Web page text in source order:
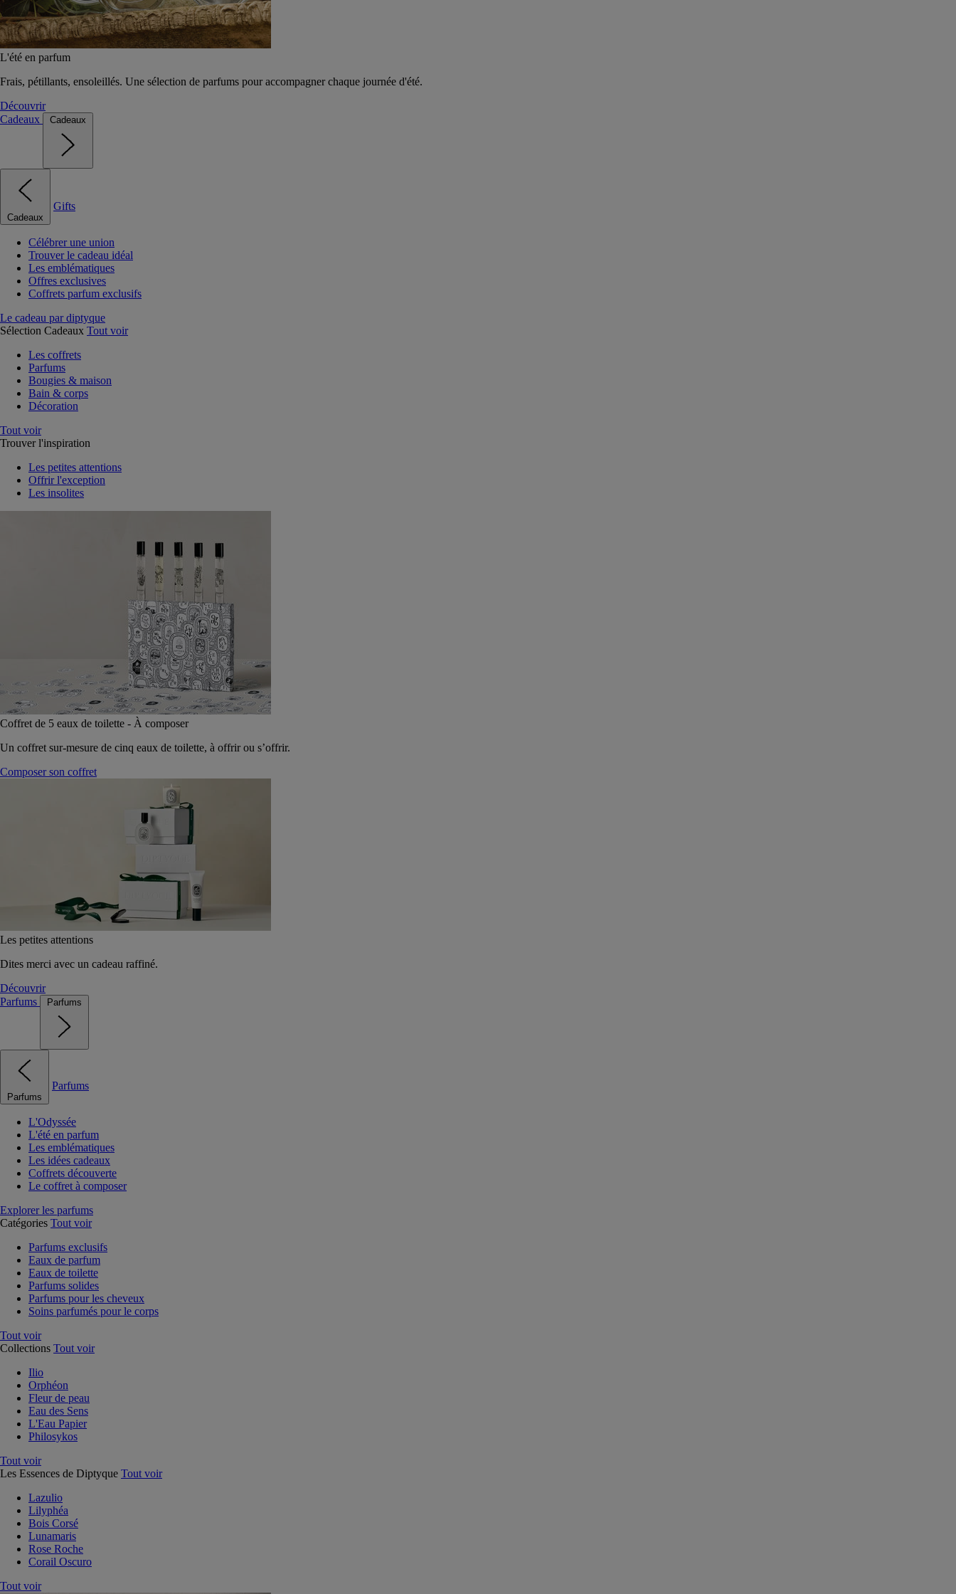
L'été en parfum
Frais, pétillants, ensoleillés. Une sélection de parfums pour accompagner chaque journée d'été.
Découvrir
Cadeaux
Cadeaux
Cadeaux
Gifts
Célébrer une union
Trouver le cadeau idéal
Les emblématiques
Offres exclusives
Coffrets parfum exclusifs
Le cadeau par diptyque
Sélection Cadeaux Tout voir
Les coffrets
Parfums
Bougies & maison
Bain & corps
Décoration
Tout voir
Trouver l'inspiration
Les petites attentions
Offrir l'exception
Les insolites
Coffret de 5 eaux de toilette - À composer
Un coffret sur-mesure de cinq eaux de toilette, à offrir ou s’offrir.
Composer son coffret
Les petites attentions
Dites merci avec un cadeau raffiné.
Découvrir
Parfums
Parfums
Parfums
Parfums
L'Odyssée
L'été en parfum
Les emblématiques
Les idées cadeaux
Coffrets découverte
Le coffret à composer
Explorer les parfums
Catégories Tout voir
Parfums exclusifs
Eaux de parfum
Eaux de toilette
Parfums solides
Parfums pour les cheveux
Soins parfumés pour le corps
Tout voir
Collections Tout voir
Ilio
Orphéon
Fleur de peau
Eau des Sens
L'Eau Papier
Philosykos
Tout voir
Les Essences de Diptyque Tout voir
Lazulio
Lilyphéa
Bois Corsé
Lunamaris
Rose Roche
Corail Oscuro
Tout voir